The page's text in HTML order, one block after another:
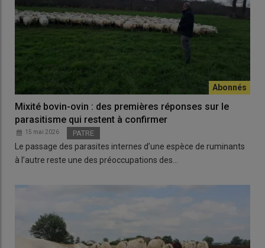
Mixité bovin-ovin : des premières réponses sur le
parasitisme qui restent à confirmer
15 mai 2026 PATRE
Le passage des parasites internes d’une espèce de ruminants
à l’autre reste une des préoccupations des…